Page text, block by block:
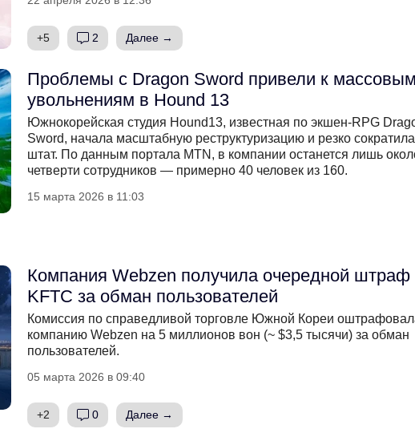
+5 2 Далее →
Проблемы с Dragon Sword привели к массовым
увольнениям в Hound 13
Южнокорейская студия Hound13, известная по экшен-RPG
Sword, начала масштабную реструктуризацию и резко сократила
штат. По данным портала MTN, в компании останется лишь
четверти сотрудников — примерно 40 человек из 160.
15 марта 2026 в 11:03
Компания Webzen получила очередной штраф
KFTC за обман пользователей
Комиссия по справедливой торговле Южной Кореи
компанию Webzen на 5 миллионов вон (~ $3,5 тысячи) за обман
пользователей.
05 марта 2026 в 09:40
+2 0 Далее →